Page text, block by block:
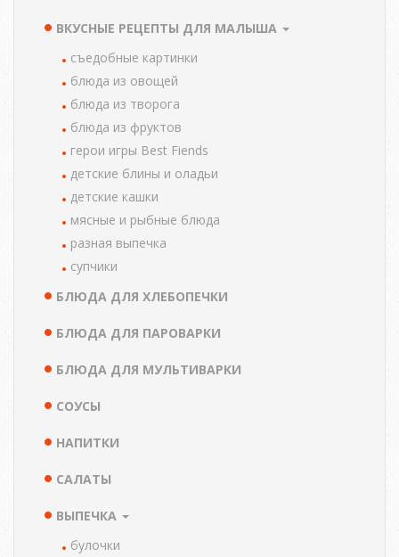
ВКУСНЫЕ РЕЦЕПТЫ ДЛЯ МАЛЫША
cъедобные картинки
блюда из овощей
блюда из творога
блюда из фруктов
герои игры Best Fiends
детские блины и оладьи
детские кашки
мясные и рыбные блюда
разная выпечка
супчики
БЛЮДА ДЛЯ ХЛЕБОПЕЧКИ
БЛЮДА ДЛЯ ПАРОВАРКИ
БЛЮДА ДЛЯ МУЛЬТИВАРКИ
СОУСЫ
НАПИТКИ
САЛАТЫ
ВЫПЕЧКА
булочки